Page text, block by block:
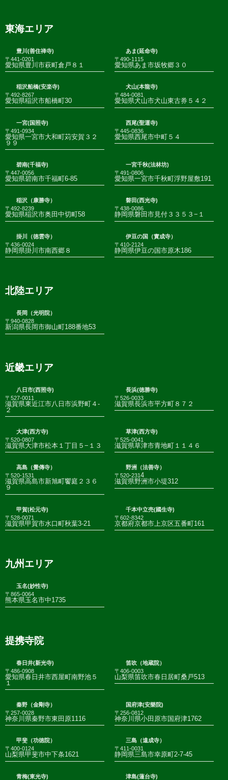
東海エリア
豊川(善住禅寺)
〒441-0201
愛知県豊川市萩町倉戸８１
あま(延命寺)
〒490-1115
愛知県あま市坂牧郷３０
稲沢船橋(安楽寺)
〒492-8267
愛知県稲沢市船橋町30
犬山(本龍寺)
〒484-0081
愛知県犬山市犬山東古券５４２
一宮(国照寺)
〒491-0934
愛知県一宮市大和町苅安賀３２
９９
西尾(聖運寺)
〒445-0836
愛知県西尾市中町５４
碧南(千福寺)
〒447-0056
愛知県碧南市千福町6-85
一宮千秋(法林坊)
〒491-0806
愛知県一宮市千秋町浮野屋敷191
稲沢（康勝寺）
〒492-8239
愛知県稲沢市奥田中切町58
磐田(西光寺)
〒438-0086
静岡県磐田市見付３３５３−１
掛川（徳雲寺）
〒436-0024
静岡県掛川市南西郷８
伊豆の国（實成寺）
〒410-2124
静岡県伊豆の国市原木186
北陸エリア
長岡（光明院）
〒940-0828
新潟県長岡市御山町188番地53
近畿エリア
八日市(西照寺)
〒527-0011
滋賀県東近江市八日市浜野町４-
２
長浜(徳勝寺)
〒526-0033
滋賀県長浜市平方町８７２
大津(西方寺)
〒520-0807
滋賀県大津市松本１丁目５−１３
草津(西方寺)
〒525-0041
滋賀県草津市青地町１１４６
高島（覺傳寺）
〒520-1531
滋賀県高島市新旭町饗庭２３６
９
野洲（法善寺）
〒520-2314
滋賀県野洲市小堤312
甲賀(松元寺)
〒528-0071
滋賀県甲賀市水口町秋葉3-21
千本中立売(國生寺)
〒602-8342
京都府京都市上京区五番町161
九州エリア
玉名(妙性寺)
〒865-0064
熊本県玉名市中1735
提携寺院
春日井(新光寺)
〒486-0908
愛知県春日井市西屋町南野池５
１
笛吹（地蔵院）
〒406-0003
山梨県笛吹市春日居町桑戸513
秦野（金剛寺）
〒257-0028
神奈川県秦野市東田原1116
国府津(安樂院)
〒256-0812
神奈川県小田原市国府津1762
甲斐（功徳院）
〒400-0124
山梨県甲斐市中下条1621
三島（遠成寺）
〒411-0031
静岡県三島市幸原町2-7-45
青梅(東光寺)
津島(蓮台寺)